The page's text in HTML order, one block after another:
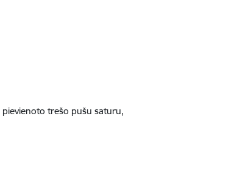
pievienoto trešo pušu saturu,